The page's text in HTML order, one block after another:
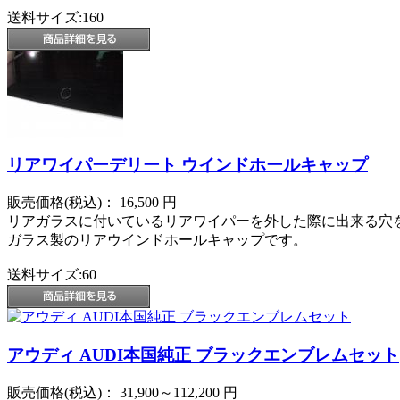
送料サイズ:160
リアワイパーデリート ウインドホールキャップ
販売価格(税込)： 16,500 円
リアガラスに付いているリアワイパーを外した際に出来る穴
ガラス製のリアウインドホールキャップです。
送料サイズ:60
アウディ AUDI本国純正 ブラックエンブレムセット
販売価格(税込)： 31,900～112,200 円